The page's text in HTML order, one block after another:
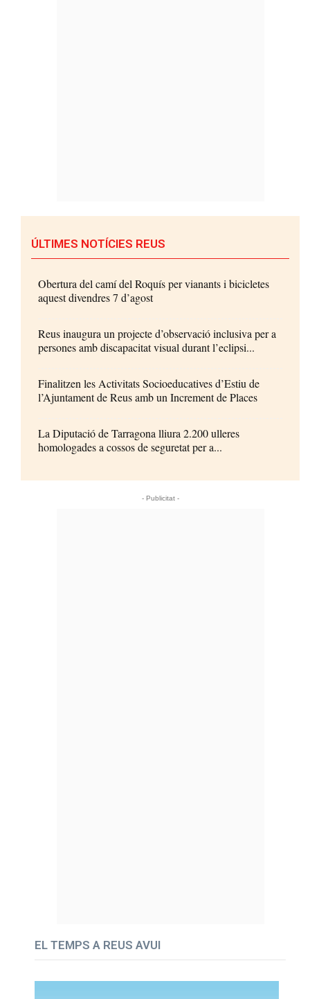
ÚLTIMES NOTÍCIES REUS
Obertura del camí del Roquís per vianants i bicicletes
aquest divendres 7 d’agost
Reus inaugura un projecte d’observació inclusiva per a
persones amb discapacitat visual durant l’eclipsi...
Finalitzen les Activitats Socioeducatives d’Estiu de
l’Ajuntament de Reus amb un Increment de Places
La Diputació de Tarragona lliura 2.200 ulleres
homologades a cossos de seguretat per a...
- Publicitat -
EL TEMPS A REUS AVUI